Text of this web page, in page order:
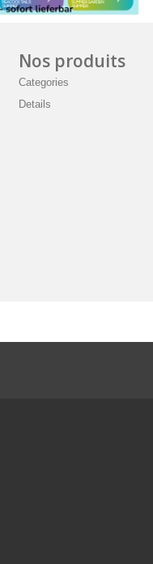
Nos produits
Categories
Details